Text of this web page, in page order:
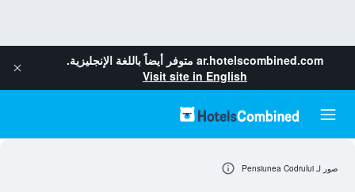
ar.hotelscombined.com متوفر أيضاً باللغة الإنجليزية.
Visit site in English
صور لـ Pensiunea Codrului